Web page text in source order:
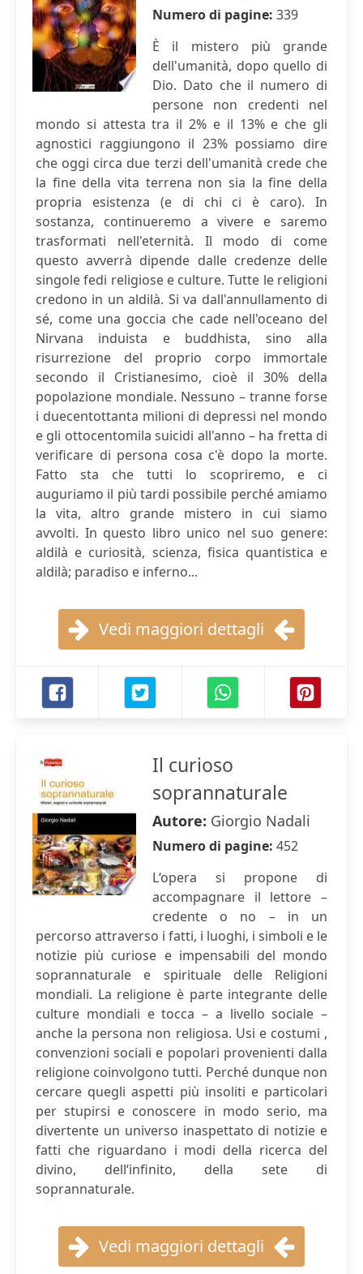
Numero di pagine: 339
È il mistero più grande
dell'umanità, dopo quello di
Dio. Dato che il numero di
persone non credenti nel
mondo si attesta tra il 2% e il 13% e che gli
agnostici raggiungono il 23% possiamo dire
che oggi circa due terzi dell'umanità crede che
la fine della vita terrena non sia la fine della
propria esistenza (e di chi ci è caro). In
sostanza, continueremo a vivere e saremo
trasformati nell'eternità. Il modo di come
questo avverrà dipende dalle credenze delle
singole fedi religiose e culture. Tutte le religioni
credono in un aldilà. Si va dall'annullamento di
sé, come una goccia che cade nell'oceano del
Nirvana induista e buddhista, sino alla
risurrezione del proprio corpo immortale
secondo il Cristianesimo, cioè il 30% della
popolazione mondiale. Nessuno – tranne forse
i duecentottanta milioni di depressi nel mondo
e gli ottocentomila suicidi all'anno – ha fretta di
verificare di persona cosa c'è dopo la morte.
Fatto sta che tutti lo scopriremo, e ci
auguriamo il più tardi possibile perché amiamo
la vita, altro grande mistero in cui siamo
avvolti. In questo libro unico nel suo genere:
aldilà e curiosità, scienza, fisica quantistica e
aldilà; paradiso e inferno...
Vedi maggiori dettagli
Il curioso
soprannaturale
Autore: Giorgio Nadali
Numero di pagine: 452
L‘opera si propone di
accompagnare il lettore –
credente o no – in un
percorso attraverso i fatti, i luoghi, i simboli e le
notizie più curiose e impensabili del mondo
soprannaturale e spirituale delle Religioni
mondiali. La religione è parte integrante delle
culture mondiali e tocca – a livello sociale –
anche la persona non religiosa. Usi e costumi ,
convenzioni sociali e popolari provenienti dalla
religione coinvolgono tutti. Perché dunque non
cercare quegli aspetti più insoliti e particolari
per stupirsi e conoscere in modo serio, ma
divertente un universo inaspettato di notizie e
fatti che riguardano i modi della ricerca del
divino, dell‘infinito, della sete di
soprannaturale.
Vedi maggiori dettagli